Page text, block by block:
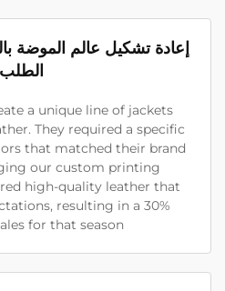
إعادة تشكيل عالم الموضة
الطلب
a unique line of jackets
They required a specific
that matched their brand
our custom printing
high-quality leather that
resulting in a 30%
for that season.